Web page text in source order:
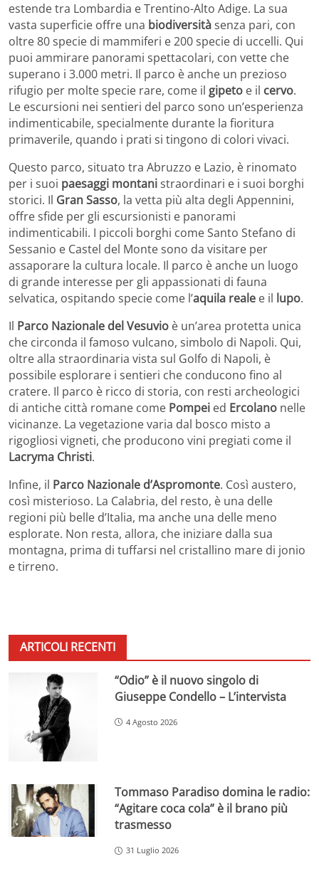
estende tra Lombardia e Trentino-Alto Adige. La sua
vasta superficie offre una biodiversitàsenza pari, con
oltre 80 specie di mammiferi e 200 specie di uccelli. Qui
puoi ammirare panorami spettacolari, con vette che
superano i 3.000 metri. Il parco è anche un prezioso
rifugio per molte specie rare, come il gipeto e il cervo.
Le escursioni nei sentieri del parco sono un’esperienza
indimenticabile, specialmente durante la fioritura
primaverile, quando i prati si tingono di colori vivaci.
Questo parco, situato tra Abruzzo e Lazio, è rinomato
per i suoi paesaggi montanistraordinari e i suoi borghi
storici. Il Gran Sasso, la vetta più alta degli Appennini,
offre sfide per gli escursionisti e panorami
indimenticabili. I piccoli borghi come Santo Stefano di
Sessanio e Castel del Monte sono da visitare per
assaporare la cultura locale. Il parco è anche un luogo
di grande interesse per gli appassionati di fauna
selvatica, ospitando specie come l’aquila reale e il lupo.
Il Parco Nazionale del Vesuvio è un’area protetta unica
che circonda il famoso vulcano, simbolo di Napoli. Qui,
oltre alla straordinaria vista sul Golfo di Napoli, è
possibile esplorare i sentieri che conducono fino al
cratere. Il parco è ricco di storia, con resti archeologici
di antiche città romane come Pompei ed Ercolano nelle
vicinanze. La vegetazione varia dal bosco misto a
rigogliosi vigneti, che producono vini pregiati come il
Lacryma Christi.
Infine, il Parco Nazionale d’Aspromonte. Così austero,
così misterioso. La Calabria, del resto, è una delle
regioni più belle d’Italia, ma anche una delle meno
esplorate. Non resta, allora, che iniziare dalla sua
montagna, prima di tuffarsi nel cristallino mare di jonio
e tirreno.
ARTICOLI RECENTI
“Odio” è il nuovo singolo di
Giuseppe Condello – L’intervista
4 Agosto 2026
Tommaso Paradiso domina le radio:
“Agitare coca cola” è il brano più
trasmesso
31 Luglio 2026